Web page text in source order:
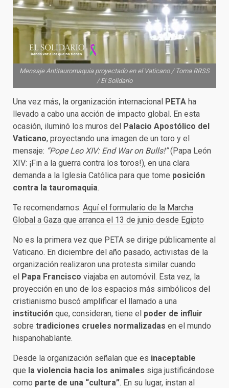
Mensaje Antitauromaquia proyectado en el Vaticano / Toma RRSS
/ El Solidario
Una vez más, la organización internacional PETA ha
llevado a cabo una acción de impacto global. En esta
ocasión, iluminó los muros del Palacio Apostólico del
Vaticano, proyectando una imagen de un toro y el
mensaje: “Pope Leo XIV: End War on Bulls!”(Papa León
XIV: ¡Fin a la guerra contra los toros!), en una clara
demanda a la Iglesia Católica para que tome posición
contra la tauromaquia.
Te recomendamos: Aquí el formulario de la Marcha
Global a Gaza que arranca el 13 de junio desde Egipto
No es la primera vez que PETA se dirige públicamente al
Vaticano. En diciembre del año pasado, activistas de la
organización realizaron una protesta similar cuando
el Papa Francisco viajaba en automóvil. Esta vez, la
proyección en uno de los espacios más simbólicos del
cristianismo buscó amplificar el llamado a una
institución que, consideran, tiene el poder de influir
sobre tradiciones crueles normalizadas en el mundo
hispanohablante.
Desde la organización señalan que es inaceptable
que la violencia hacia los animales siga justificándose
como parte de una “cultura”. En su lugar, instan al